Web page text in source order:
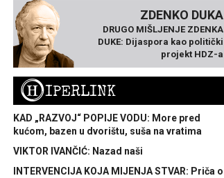
ZDENKO DUKA
DRUGO MIŠLJENJE ZDENKA
DUKE: Dijaspora kao politički
projekt HDZ-a
HIPERLINK
KAD „RAZVOJ“ POPIJE VODU: More pred
kućom, bazen u dvorištu, suša na vratima
VIKTOR IVANČIĆ: Nazad naši
INTERVENCIJA KOJA MIJENJA STVAR: Priča o